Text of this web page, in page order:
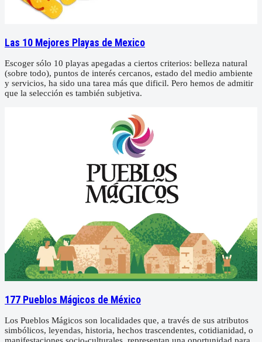
Las 10 Mejores Playas de Mexico
Escoger sólo 10 playas apegadas a ciertos criterios: belleza natural
(sobre todo), puntos de interés cercanos, estado del medio ambiente
y servicios, ha sido una tarea más que dificil. Pero hemos de admitir
que la selección es también subjetiva.
177 Pueblos Mágicos de México
Los Pueblos Mágicos son localidades que, a través de sus atributos
simbólicos, leyendas, historia, hechos trascendentes, cotidianidad, o